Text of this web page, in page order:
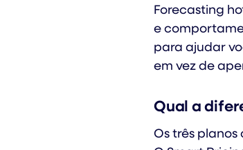
Forecasting
e
para ajudar
em vez de
Qual a
Os três